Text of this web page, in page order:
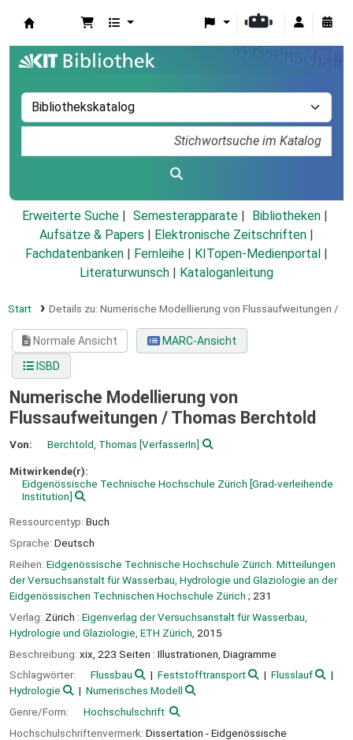
Erweiterte Suche Semesterapparate
Bibliotheken
Aufsätze & Papers
Elektronische Zeitschriften
Fachdatenbanken
Fernleihe KITopen-Medienportal
Literaturwunsch
Kataloganleitung
Start Details zu: Numerische Modellierung von Flussaufweitungen /
Normale Ansicht
MARC-Ansicht
ISBD
Numerische Modellierung von
Flussaufweitungen / Thomas Berchtold
Von: Berchtold, Thomas [VerfasserIn]
Mitwirkende(r):
Eidgenössische Technische Hochschule Zürich [Grad-verleihende
Institution]
Ressourcentyp: Buch
Sprache: Deutsch
Reihen: Eidgenössische Technische Hochschule Zürich. Mitteilungen
der Versuchsanstalt für Wasserbau, Hydrologie und Glaziologie an der
Eidgenössischen Technischen Hochschule Zürich ; 231
Verlag: Zürich : Eigenverlag der Versuchsanstalt für Wasserbau,
Hydrologie und Glaziologie, ETH Zürich, 2015
Beschreibung: xix, 223 Seiten : Illustrationen, Diagramme
Schlagwörter:
Flussbau Feststofftransport
Flusslauf
Hydrologie
Numerisches Modell
Genre/Form:
Hochschulschrift
Hochschulschriftenvermerk: Dissertation - Eidgenössische